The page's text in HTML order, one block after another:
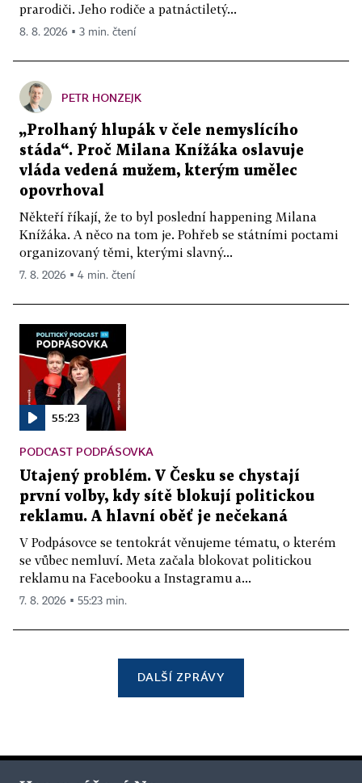
prarodiči. Jeho rodiče a patnáctiletý...
8. 8. 2026 ▪ 3 min. čtení
PETR HONZEJK
„Prolhaný hlupák v čele nemyslícího
stáda“. Proč Milana Knížáka oslavuje
vláda vedená mužem, kterým umělec
opovrhoval
Někteří říkají, že to byl poslední happening Milana
Knížáka. A něco na tom je. Pohřeb se státními poctami
organizovaný těmi, kterými slavný...
7. 8. 2026 ▪ 4 min. čtení
55:23
PODCAST PODPÁSOVKA
Utajený problém. V Česku se chystají
první volby, kdy sítě blokují politickou
reklamu. A hlavní oběť je nečekaná
V Podpásovce se tentokrát věnujeme tématu, o kterém
se vůbec nemluví. Meta začala blokovat politickou
reklamu na Facebooku a Instagramu a...
7. 8. 2026 ▪ 55:23 min.
DALŠÍ ZPRÁVY